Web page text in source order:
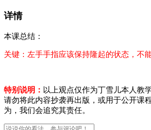
详情
本课总结：
关键：左手手指应该保持隆起的状态，不
特别说明： 以上观点仅作为丁雪儿本人教
请勿将此内容抄袭再出版，或用于公开课
为，我们会追究其责任。